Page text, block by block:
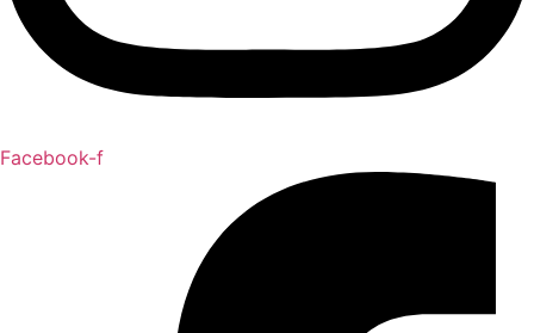
Facebook-f